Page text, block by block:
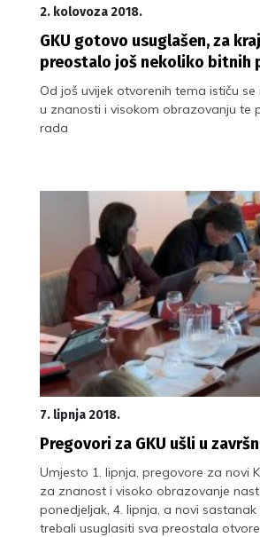
2. kolovoza 2018.
GKU gotovo usuglašen, za
preostalo još nekoliko bitnih
Od još uvijek otvorenih tema ističu
u znanosti i visokom obrazovanju te
rada
7. lipnja 2018.
Pregovori za GKU ušli u
Umjesto 1. lipnja, pregovore za novi
za znanost i visoko obrazovanje
ponedjeljak, 4. lipnja, a novi
trebali usuglasiti sva preostala